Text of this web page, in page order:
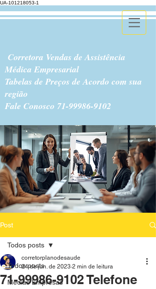
UA-101218053-1
Corretora Vendas de Assistência
Médica Empresarial
Tabelas de Preços de Acordo com sua
região
Fale Conosco 71-99986-9102
Post
Todos posts
Medias Empresas
Todos posts
71-99986-9102 Telefone
corretorplanodesaude
24 de jun. de 2023 2 min de leitura